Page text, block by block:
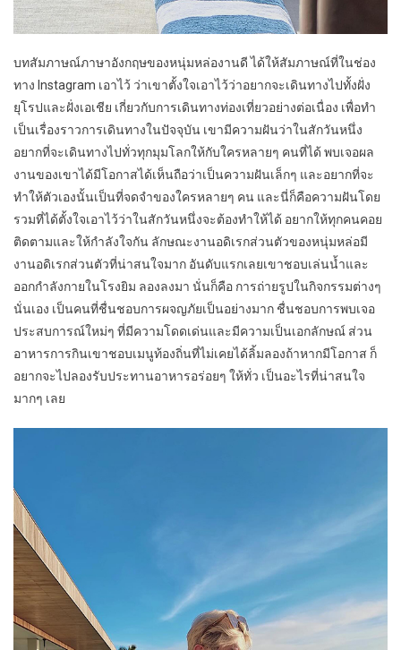
บทสัมภาษณ์ภาษาอังกฤษของหนุ่มหล่องานดี ได้ให้สัมภาษณ์ที่ในช่อง
ทาง Instagram เอาไว้ ว่าเขาตั้งใจเอาไว้ว่าอยากจะเดินทางไปทั้งฝั่ง
ยุโรปและฝั่งเอเชีย เกี่ยวกับการเดินทางท่องเที่ยวอย่างต่อเนื่อง เพื่อทำ
เป็นเรื่องราวการเดินทางในปัจจุบัน เขามีความฝันว่าในสักวันหนึ่ง
อยากที่จะเดินทางไปทั่วทุกมุมโลกให้กับใครหลายๆ คนที่ได้ พบเจอผล
งานของเขาได้มีโอกาสได้เห็นถือว่าเป็นความฝันเล็กๆ และอยากที่จะ
ทำให้ตัวเองนั้นเป็นที่จดจำของใครหลายๆ คน และนี่ก็คือความฝันโดย
รวมที่ได้ตั้งใจเอาไว้ว่าในสักวันหนึ่งจะต้องทำให้ได้ อยากให้ทุกคนคอย
ติดตามและให้กำลังใจกัน ลักษณะงานอดิเรกส่วนตัวของหนุ่มหล่อมี
งานอดิเรกส่วนตัวที่น่าสนใจมาก อันดับแรกเลยเขาชอบเล่นน้ำและ
ออกกำลังกายในโรงยิม ลองลงมา นั่นก็คือ การถ่ายรูปในกิจกรรมต่างๆ
นั่นเอง เป็นคนที่ชื่นชอบการผจญภัยเป็นอย่างมาก ชื่นชอบการพบเจอ
ประสบการณ์ใหม่ๆ ที่มีความโดดเด่นและมีความเป็นเอกลักษณ์ ส่วน
อาหารการกินเขาชอบเมนูท้องถิ่นที่ไม่เคยได้ลิ้มลองถ้าหากมีโอกาส ก็
อยากจะไปลองรับประทานอาหารอร่อยๆ ให้ทั่ว เป็นอะไรที่น่าสนใจ
มากๆ เลย